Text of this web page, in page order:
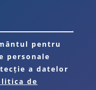
pentru
personale
a datelor
de